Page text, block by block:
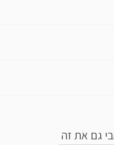
גם את זה